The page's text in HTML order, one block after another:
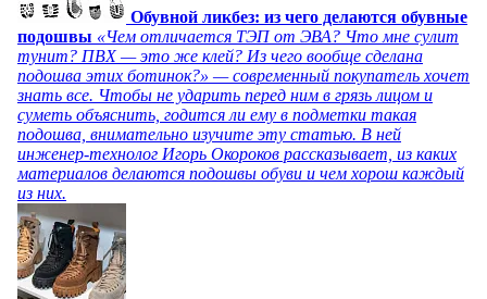
Обувной ликбез: из чего делаются обувные
подошвы «Чем отличается ТЭП от ЭВА? Что мне сулит
тунит? ПВХ — это же клей? Из чего вообще сделана
подошва этих ботинок?» — современный покупатель хочет
знать все. Чтобы не ударить перед ним в грязь лицом и
суметь объяснить, годится ли ему в подметки такая
подошва, внимательно изучите эту статью. В ней
инженер-технолог Игорь Окороков рассказывает, из каких
материалов делаются подошвы обуви и чем хорош каждый
из них.